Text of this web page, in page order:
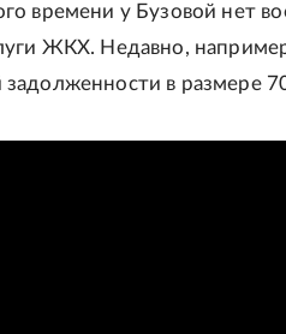
времени у Бузовой нет
ЖКХ. Недавно,
в размере